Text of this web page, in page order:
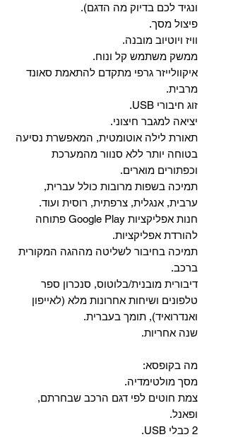
ונגיד לכם בדיוק מה הדגם).
פיצול מסך.
וויז ויוטיוב מובנה.
ממשק משתמש קל ונוח.
איקוולייזר גרפי מתקדם להתאמת סאונד
מרבית.
זוג חיבורי USB.
יציאה למגבר חיצוני.
תאורת לילה אוטומטית, המאפשרת נסיעה
בטוחה יותר ללא סנוור מהמערכת
וכפתורים מוארים.
תמיכה בשפות מרובות כולל עברית,
ערבית, אנגלית, צרפתית, רוסית ועוד.
‏חנות אפליקציות Google Play פתוחה
להורדת אפליקציות.
‏תמיכה בחיבור לשליטה מההגה המקורית
ברכב.
‏דיבורית מובנית/בלוטוס, ‏סנכרון ספר
טלפונים ושיחות אחרונות מלא (לאייפון
ואנדרואיד), תומך בעברית.
שנה אחריות.
מה בקופסא:
מסך מולטימדיה.
צמת חוטים לפי דגם הרכב שבחרתם,
ופאנל.
2 כבלי USB.